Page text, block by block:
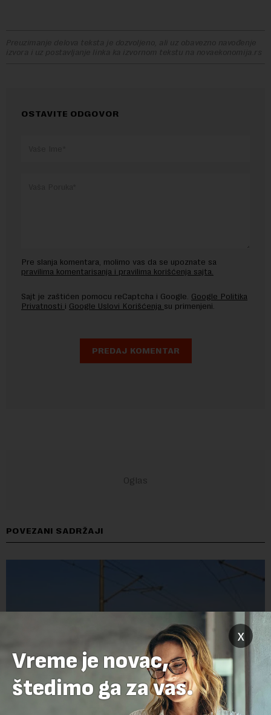
Preuzimanje delova teksta je dozvoljeno, ali uz obavezno navođenje
izvora i uz postavljanje linka ka izvornom tekstu na novaekonomija.rs
OSTAVITE ODGOVOR
Pre slanja komentara, molimo vas da se upoznate sa
pravilima komentarisanja i pravilima korišćenja sajta.
Sajt je zaštićen pomocu reCaptcha i Google. Google Politika
Privatnosti i Google Uslovi Korišćenja su primenjeni.
POVEZANI SADRŽAJI
x
Vreme je novac,
štedimo ga za vas.